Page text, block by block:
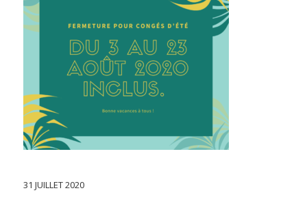
31 JUILLET 2020